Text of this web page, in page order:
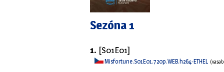
Sezóna 1
1. [S01E01]
Misfortune.S01E01.720p.WEB.h264-ETHEL (vasabi